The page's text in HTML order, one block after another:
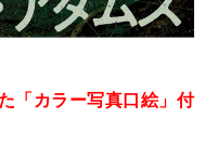
「カラー写真口絵」付